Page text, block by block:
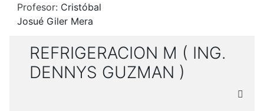
Profesor: Cristóbal
Josué Giler Mera
REFRIGERACION M ( ING.
DENNYS GUZMAN )